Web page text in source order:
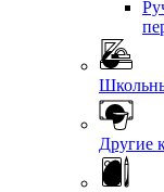
Другие